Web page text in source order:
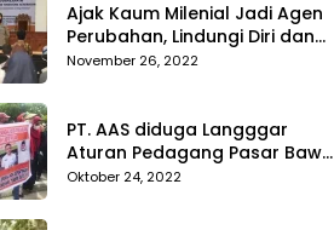
Ajak Kaum Milenial Jadi Agen
Perubahan, Lindungi Diri dan
Sekitar dari Kekerasan
November 26, 2022
PT. AAS diduga Langggar
Aturan Pedagang Pasar Bawah
Geruduk Kantor DPRD
Oktober 24, 2022